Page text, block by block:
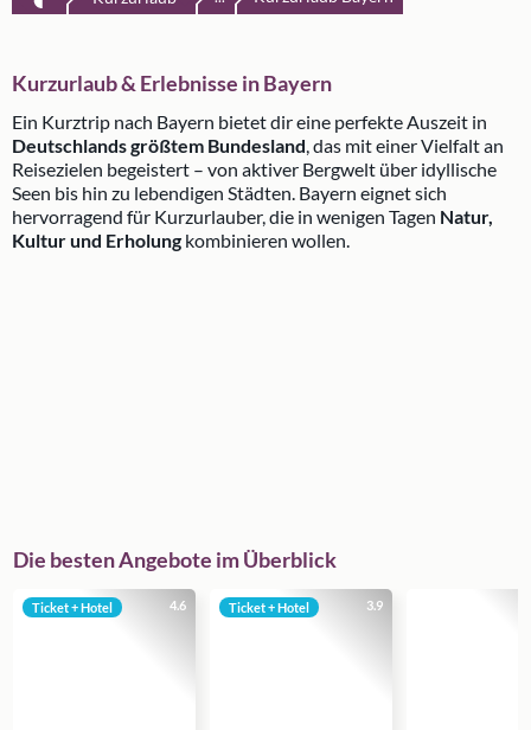
Kurzurlaub & Erlebnisse in Bayern
Ein Kurztrip nach Bayern bietet dir eine perfekte Auszeit in
Deutschlands größtem Bundesland, das mit einer Vielfalt an
Reisezielen begeistert – von aktiver Bergwelt über idyllische
Seen bis hin zu lebendigen Städten. Bayern eignet sich
hervorragend für Kurzurlauber, die in wenigen Tagen Natur,
Kultur und Erholung kombinieren wollen.
Die besten Angebote im Überblick
4.6
Ticket + Hotel 3.9
Ticket + Hotel